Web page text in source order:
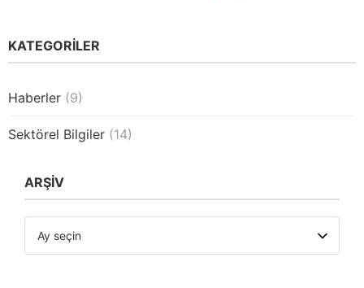
KATEGORİLER
Haberler (9)
Sektörel Bilgiler (14)
ARŞİV